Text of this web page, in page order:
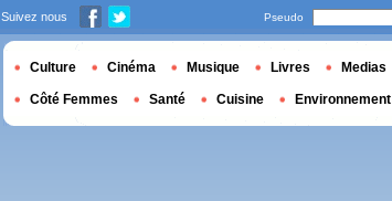
Suivez nous Pseudo
Culture Cinéma Musique Livres Medias
Côté Femmes Santé Cuisine Environnement